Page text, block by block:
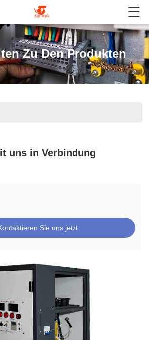
Zu Den Produkten
uns in Verbindung
Sie uns jetzt